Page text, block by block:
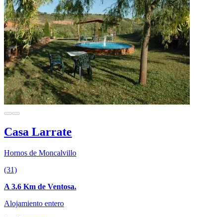
Casa Larrate
Hornos de Moncalvillo
(31)
A 3.6 Km de Ventosa.
Alojamiento entero